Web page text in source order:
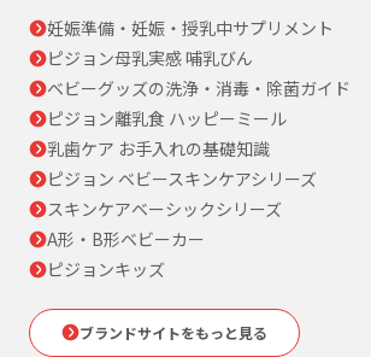
妊娠準備・妊娠・授乳中サプリメント
ピジョン母乳実感 哺乳びん
ベビーグッズの洗浄・消毒・除菌ガイド
ピジョン離乳食 ハッピーミール
乳歯ケア お手入れの基礎知識
ピジョン ベビースキンケアシリーズ
スキンケアベーシックシリーズ
A形・B形ベビーカー
ピジョンキッズ
ブランドサイトをもっと見る